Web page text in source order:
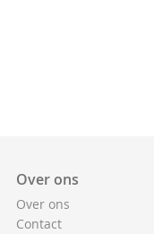
Over ons
Over ons
Contact